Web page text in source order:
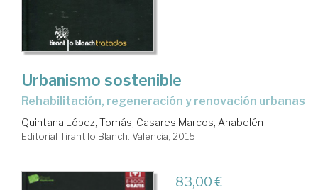
Urbanismo sostenible
rehabilitación, regeneración y renovación urbanas
Quintana López, Tomás; Casares Marcos, Anabelén
Editorial Tirant lo Blanch. Valencia, 2015
83,00 €